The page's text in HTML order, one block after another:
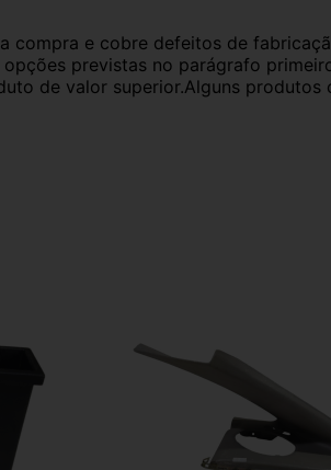
compra e cobre defeitos de
previstas no parágrafo
de valor superior.Alguns produtos